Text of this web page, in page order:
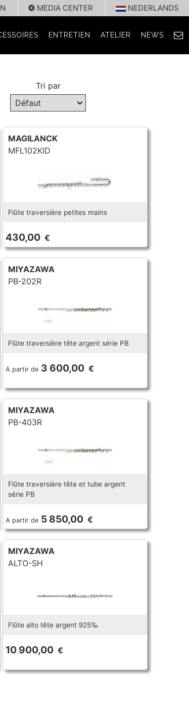
MEDIA CENTER NEDERLANDS
ENTRETIEN ATELIER NEWS
Tri par
MAGILANCK
MFL102KID
Flûte traversière petites mains
430,00 €
MIYAZAWA
PB-202R
Flûte traversière tête argent série PB
A partir de 3 600,00 €
MIYAZAWA
PB-403R
Flûte traversière tête et tube argent
série PB
A partir de 5 850,00 €
MIYAZAWA
ALTO-SH
Flûte alto tête argent 925‰
10 900,00 €